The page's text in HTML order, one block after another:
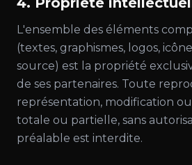
L'ensemble des éléments
(textes, graphismes, logos,
source) est la propriété
de ses partenaires. Toute
représentation, modification
totale ou partielle, sans
préalable est interdite.